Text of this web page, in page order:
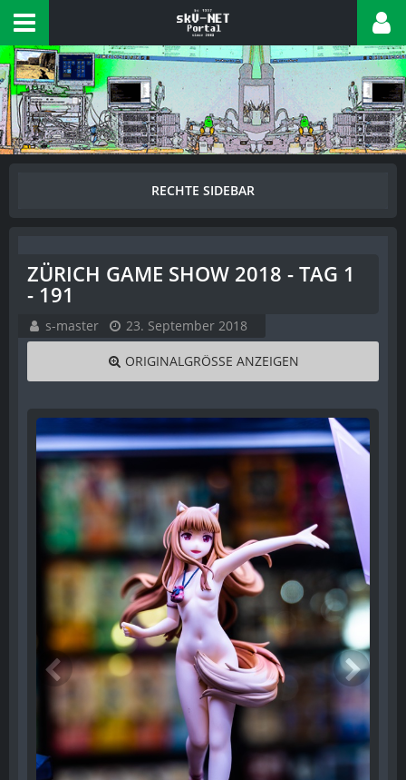
ZÜRICH GAME SHOW 2018 - TAG 1
- 191
s-master 23. September 2018
ORIGINALGRÖSSE ANZEIGEN